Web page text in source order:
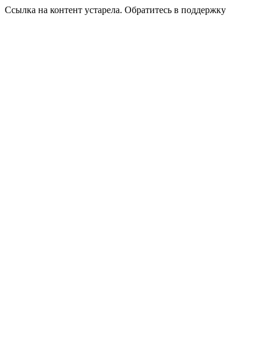
Ссылка на контент устарела. Обратитесь в поддержку